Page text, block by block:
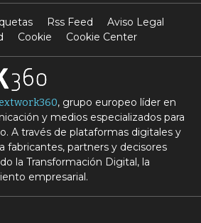
Rss Feed
Aviso Legal
Cookie Cookie Center
, grupo europeo líder en
y medios especializados para
A través de plataformas digitales y
fabricantes, partners y decisores
la Transformación Digital, la
empresarial.